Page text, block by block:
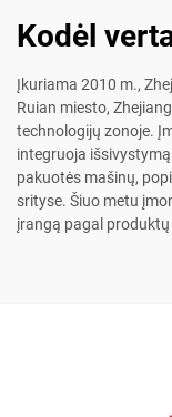
Kodėl
Įkuriama 2010 m.,
Ruian miesto,
technologijų zonoje.
integruoja
pakuotės mašinų,
srityse. Šiuo metu
įrangą pagal